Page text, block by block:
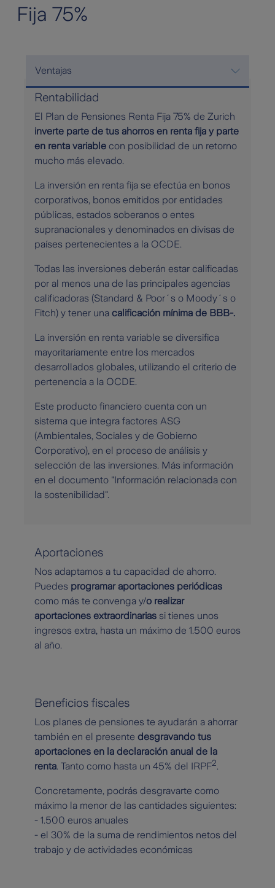
Fija 75%
Ventajas
Rentabilidad
El Plan de Pensiones Renta Fija 75% de Zurich
inverte parte de tus ahorros en renta fija y parte
en renta variable con posibilidad de un retorno
mucho más elevado.
La inversión en renta fija se efectúa en bonos
corporativos, bonos emitidos por entidades
públicas, estados soberanos o entes
supranacionales y denominados en divisas de
países pertenecientes a la OCDE.
Todas las inversiones deberán estar calificadas
por al menos una de las principales agencias
calificadoras (Standard & Poor´s o Moody´s o
Fitch) y tener una calificación mínima de BBB-.
La inversión en renta variable se diversifica
mayoritariamente entre los mercados
desarrollados globales, utilizando el criterio de
pertenencia a la OCDE.
Este producto financiero cuenta con un
sistema que integra factores ASG
(Ambientales, Sociales y de Gobierno
Corporativo), en el proceso de análisis y
selección de las inversiones. Más información
en el documento "Información relacionada con
la sostenibilidad".
Aportaciones
Nos adaptamos a tu capacidad de ahorro.
Puedes programar aportaciones periódicas
como más te convenga y/o realizar
aportaciones extraordinarias si tienes unos
ingresos extra, hasta un máximo de 1.500 euros
al año.
Beneficios fiscales
Los planes de pensiones te ayudarán a ahorrar
también en el presente desgravando tus
aportaciones en la declaración anual de la
renta. Tanto como hasta un 45% del IRPF2.
Concretamente, podrás desgravarte como
máximo la menor de las cantidades siguientes:
- 1.500 euros anuales
- el 30% de la suma de rendimientos netos del
trabajo y de actividades económicas